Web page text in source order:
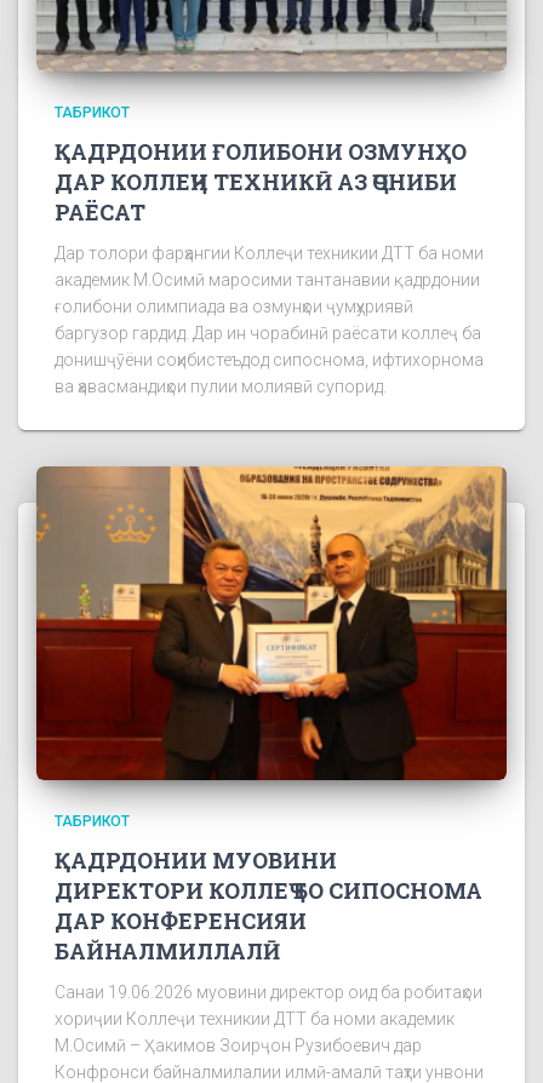
ТАБРИКОТ
ҚАДРДОНИИ ҒОЛИБОНИ ОЗМУНҲО
ДАР КОЛЛЕҶИ ТЕХНИКӢ АЗ ҶОНИБИ
РАЁСАТ
Дар толори фарҳангии Коллеҷи техникии ДТТ ба номи
академик М.Осимӣ маросими тантанавии қадрдонии
ғолибони олимпиада ва озмунҳои ҷумҳуриявӣ
баргузор гардид. Дар ин чорабинӣ раёсати коллеҷ ба
донишҷӯёни соҳибистеъдод сипоснома, ифтихорнома
ва ҳавасмандиҳои пулии молиявӣ супорид.
ТАБРИКОТ
ҚАДРДОНИИ МУОВИНИ
ДИРЕКТОРИ КОЛЛЕҶ БО СИПОСНОМА
ДАР КОНФЕРЕНСИЯИ
БАЙНАЛМИЛЛАЛӢ
Санаи 19.06.2026 муовини директор оид ба робитаҳои
хориҷии Коллеҷи техникии ДТТ ба номи академик
М.Осимӣ – Ҳакимов Зоирҷон Рузибоевич дар
Конфронси байналмилалии илмӣ-амалӣ таҳти унвони